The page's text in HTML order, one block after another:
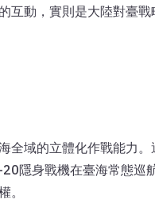
互動，實則是大陸對臺戰
全域的立體化作戰能力
隱身戰機在臺海常態巡
。